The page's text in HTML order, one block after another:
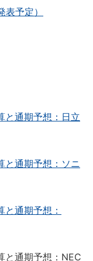
予定）
と通期予想：日立
と通期予想：ソニ
通期予想：
通期予想：NEC